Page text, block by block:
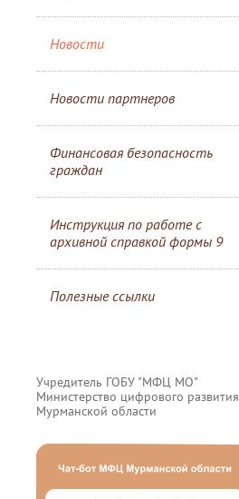
Новости
Новости партнеров
Финансовая безопасность
граждан
Инструкция по работе с
архивной справкой формы 9
Полезные ссылки
Учредитель ГОБУ "МФЦ МО"
Министерство цифрового развития
Мурманской области